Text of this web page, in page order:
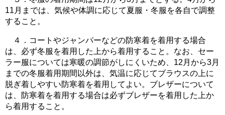
11月までは、気候や体調に応じて夏服・冬服を各自で調整
すること。
４．コートやジャンパーなどの防寒着を着用する場合
は、必ず冬服を着用した上から着用すること。なお、セー
ラー服については寒暖の調節がしにくいため、12月から3月
までの冬服着用期間以外は、気温に応じてブラウスの上に
脱ぎ着しやすい防寒着を着用してよい。ブレザーについて
は、防寒着を着用する場合は必ずブレザーを着用した上か
ら着用すること。